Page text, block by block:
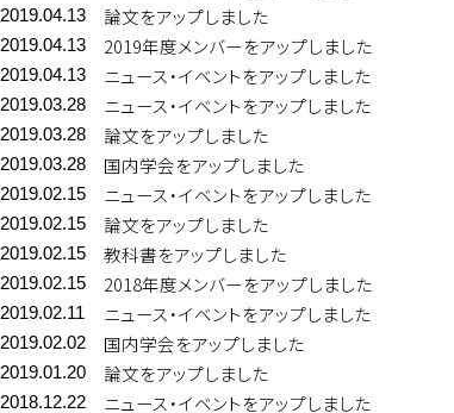
2019.04.13 論文をアップしました
2019.04.13 2019年度メンバーをアップしました
2019.04.13 ニュース・イベントをアップしました
2019.03.28 ニュース・イベントをアップしました
2019.03.28 論文をアップしました
2019.03.28 国内学会をアップしました
2019.02.15 ニュース・イベントをアップしました
2019.02.15 論文をアップしました
2019.02.15 教科書をアップしました
2019.02.15 2018年度メンバーをアップしました
2019.02.11 ニュース・イベントをアップしました
2019.02.02 国内学会をアップしました
2019.01.20 論文をアップしました
2018.12.22 ニュース・イベントをアップしました